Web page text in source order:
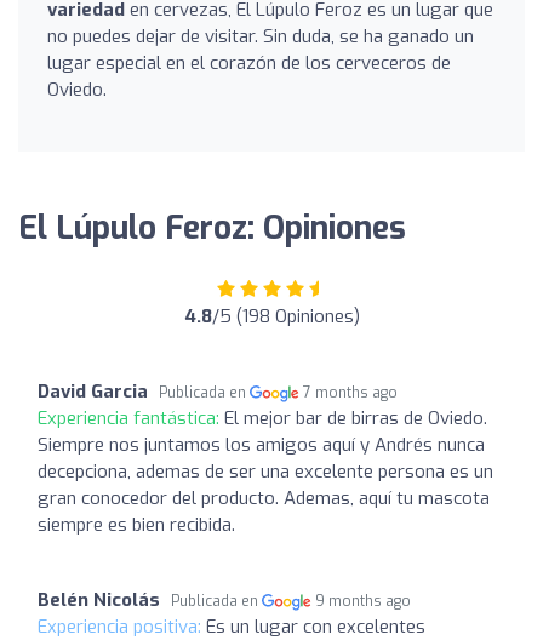
variedad en cervezas, El Lúpulo Feroz es un lugar que
no puedes dejar de visitar. Sin duda, se ha ganado un
lugar especial en el corazón de los cerveceros de
Oviedo.
El Lúpulo Feroz: Opiniones
4.8/5 (198 Opiniones)
David Garcia Publicada en 7 months ago
Experiencia fantástica: El mejor bar de birras de Oviedo.
Siempre nos juntamos los amigos aquí y Andrés nunca
decepciona, ademas de ser una excelente persona es un
gran conocedor del producto. Ademas, aquí tu mascota
siempre es bien recibida.
Belén Nicolás Publicada en 9 months ago
Experiencia positiva: Es un lugar con excelentes